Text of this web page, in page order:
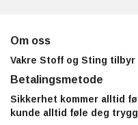
Om oss
Vakre Stoff og Sting
Betalingsmetode
Sikkerhet kommer alltid
kunde alltid føle deg